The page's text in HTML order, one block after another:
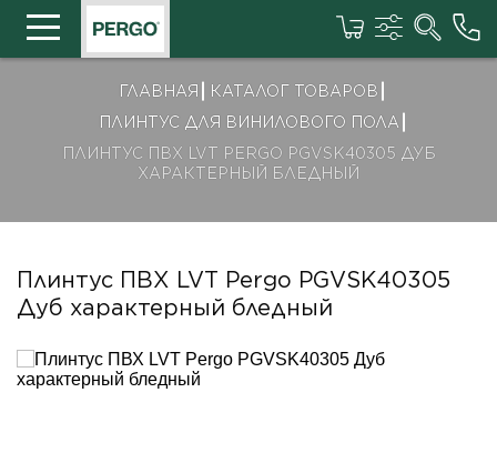
ГЛАВНАЯ
КАТАЛОГ ТОВАРОВ
ПЛИНТУС ДЛЯ ВИНИЛОВОГО ПОЛА
ПЛИНТУС ПВХ LVT PERGO PGVSK40305 ДУБ
ХАРАКТЕРНЫЙ БЛЕДНЫЙ
Плинтус ПВХ LVT Pergo PGVSK40305
Дуб характерный бледный